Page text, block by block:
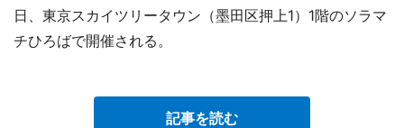
日、東京スカイツリータウン（墨田区押上1）1階のソラマ
チひろばで開催される。
記事を読む